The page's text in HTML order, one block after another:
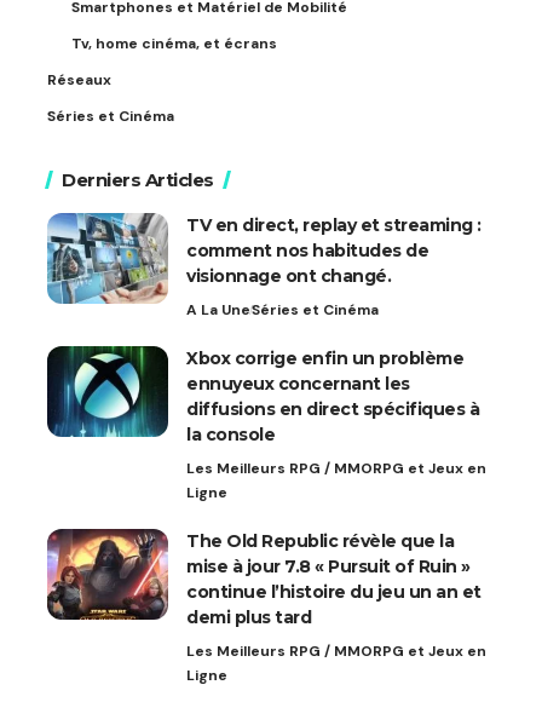
Smartphones et Matériel de Mobilité
Tv, home cinéma, et écrans
Réseaux
Séries et Cinéma
Derniers Articles
TV en direct, replay et streaming :
comment nos habitudes de
visionnage ont changé.
A La UneSéries et Cinéma
Xbox corrige enfin un problème
ennuyeux concernant les
diffusions en direct spécifiques à
la console
Les Meilleurs RPG / MMORPG et Jeux en
Ligne
The Old Republic révèle que la
mise à jour 7.8 « Pursuit of Ruin »
continue l’histoire du jeu un an et
demi plus tard
Les Meilleurs RPG / MMORPG et Jeux en
Ligne